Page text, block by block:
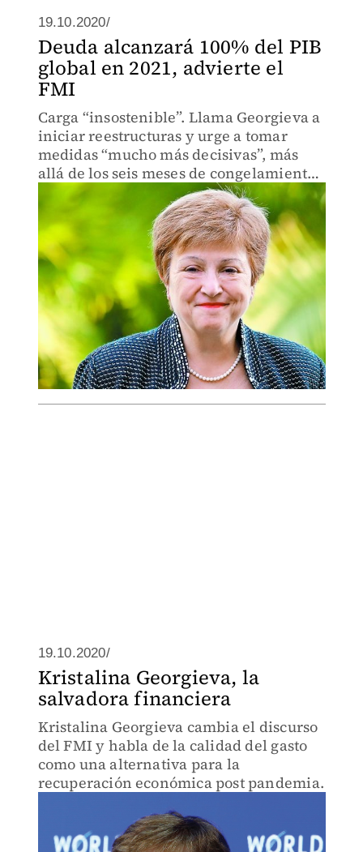
19.10.2020/
Deuda alcanzará 100% del PIB
global en 2021, advierte el
FMI
Carga “insostenible”. Llama Georgieva a
iniciar reestructuras y urge a tomar
medidas “mucho más decisivas”, más
allá de los seis meses de congelamiento
que avaló el G20.
19.10.2020/
Kristalina Georgieva, la
salvadora financiera
Kristalina Georgieva cambia el discurso
del FMI y habla de la calidad del gasto
como una alternativa para la
recuperación económica post pandemia.